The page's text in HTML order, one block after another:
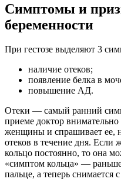
Симптомы и
беременности
При гестозе выделяют 3
наличие отеков;
появление белка в
повышение АД.
Отеки — самый ранний
приеме доктор
женщины и спрашивает ее,
отеков в течение дня. Если
кольцо постоянно, то она
«симптом кольца» —
пальце, а теперь снимается